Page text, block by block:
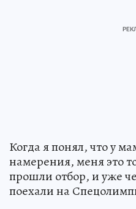
Когда я понял, что у
намерения, меня это
прошли отбор, и уже
поехали на